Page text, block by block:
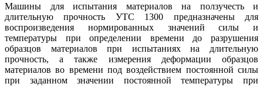
Машины для испытания материалов на ползучесть и
длительную прочность УТС 1300 предназначены для
воспроизведения нормированных значений силы и
температуры при определении времени до разрушения
образцов материалов при испытаниях на длительную
прочность, а также измерения деформации образцов
материалов во времени под воздействием постоянной силы
при заданном значении постоянной температуры при